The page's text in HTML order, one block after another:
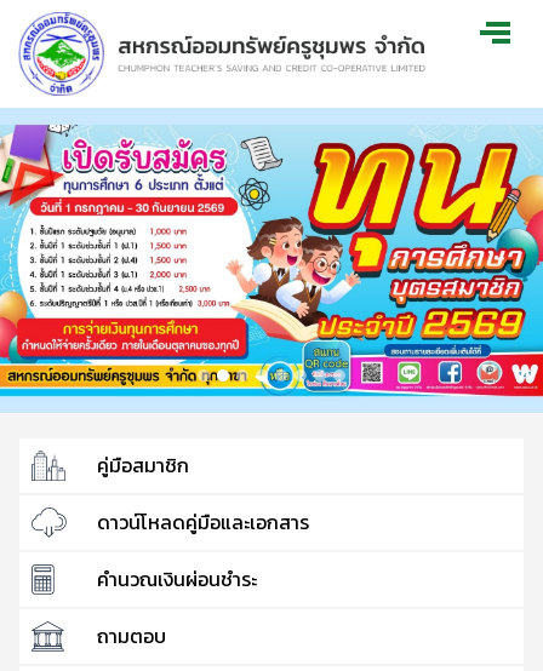
คู่มือสมาชิก
ดาวน์โหลดคู่มือและเอกสาร
คำนวณเงินผ่อนชำระ
ถามตอบ